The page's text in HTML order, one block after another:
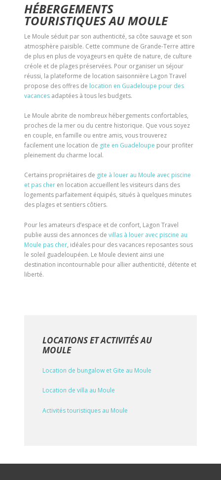
HÉBERGEMENTS
TOURISTIQUES AU MOULE
Le Moule séduit par son authenticité, sa côte sauvage et son
atmosphère paisible. Cette commune de Grande-Terre attire
de plus en plus de voyageurs en quête de nature, de culture
créole et de plages préservées. Pour organiser un séjour
réussi, la plateforme de location saisonnière Lagon Travel
propose des offres de location en Guadeloupe pour des
vacances adaptées à tous les budgets.
Le Moule abrite de nombreux hébergements confortables,
proches de la mer ou du centre historique. Que vous soyez
en couple, en famille ou entre amis, vous trouverez
facilement une location de gite en Guadeloupe pour profiter
pleinement du charme local.
Certains propriétaires de gite à louer au Moule avec piscine
et pas cher en location accueillent les visiteurs dans des
logements parfaitement équipés, situés à quelques minutes
des plages et sentiers côtiers.
Pour les amateurs d’espace et de confort, Lagon Travel
publie aussi des annonces de villas à louer avec piscine au
Moule pas cher, idéales pour des vacances reposantes sous
le soleil guadeloupéen. Le Moule devient ainsi une
destination incontournable pour allier authenticité, détente et
liberté.
LOCATIONS ET ACTIVITÉS AU
MOULE
Location de bungalow et Gite au Moule
Location de villa au Moule
Activités touristiques au Moule